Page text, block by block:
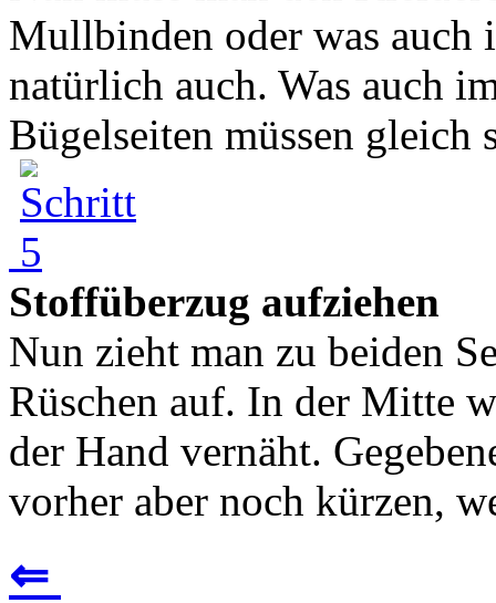
Mullbinden oder was auch
natürlich auch. Was auch
Bügelseiten müssen gleich
Stoffüberzug aufziehen
Nun zieht man zu beiden
Rüschen auf. In der Mitte
der Hand vernäht.
vorher aber noch kürzen,
⇐